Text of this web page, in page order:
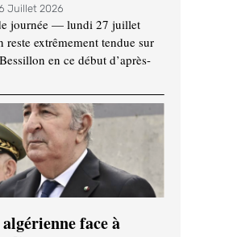
Juillet 2026
journée — lundi 27 juillet
extrêmement tendue sur
en ce début d’après-
face à